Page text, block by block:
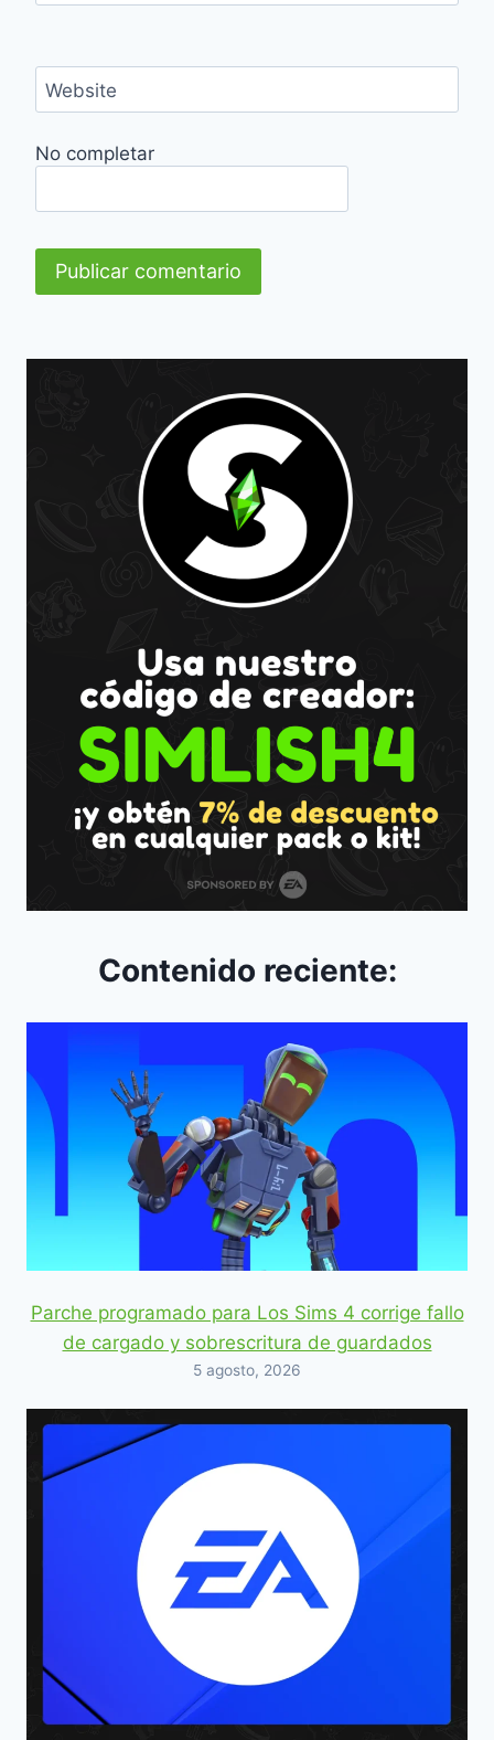
Website
No completar
Contenido reciente:
Parche programado para Los Sims 4 corrige fallo
de cargado y sobrescritura de guardados
5 agosto, 2026